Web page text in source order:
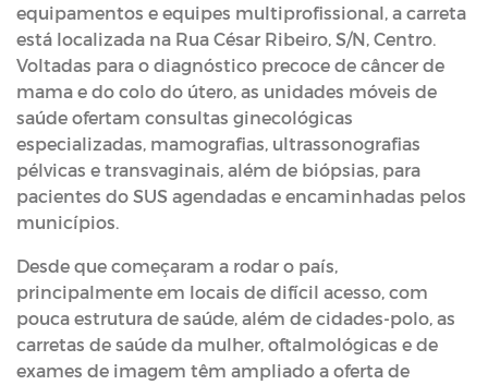
equipamentos e equipes multiprofissional, a carreta
está localizada na Rua César Ribeiro, S/N, Centro.
Voltadas para o diagnóstico precoce de câncer de
mama e do colo do útero, as unidades móveis de
saúde ofertam consultas ginecológicas
especializadas, mamografias, ultrassonografias
pélvicas e transvaginais, além de biópsias, para
pacientes do SUS agendadas e encaminhadas pelos
municípios.
Desde que começaram a rodar o país,
principalmente em locais de difícil acesso, com
pouca estrutura de saúde, além de cidades-polo, as
carretas de saúde da mulher, oftalmológicas e de
exames de imagem têm ampliado a oferta de